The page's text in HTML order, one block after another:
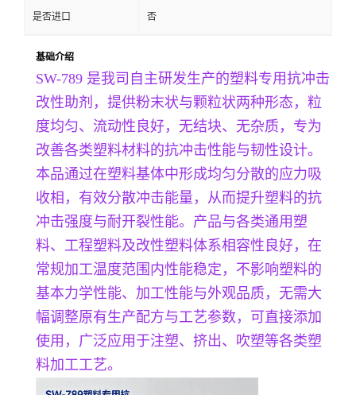
是否进口 否
基础介绍
SW-789 是我司自主研发生产的塑料专用抗冲击
改性助剂，提供粉末状与颗粒状两种形态，粒
度均匀、流动性良好，无结块、无杂质，专为
改善各类塑料材料的抗冲击性能与韧性设计。
本品通过在塑料基体中形成均匀分散的应力吸
收相，有效分散冲击能量，从而提升塑料的抗
冲击强度与耐开裂性能。产品与各类通用塑
料、工程塑料及改性塑料体系相容性良好，在
常规加工温度范围内性能稳定，不影响塑料的
基本力学性能、加工性能与外观品质，无需大
幅调整原有生产配方与工艺参数，可直接添加
使用，广泛应用于注塑、挤出、吹塑等各类塑
料加工工艺。